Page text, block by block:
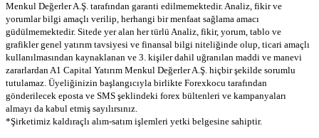
Menkul Değerler A.Ş. tarafından garanti edilmemektedir. Analiz, fikir ve
yorumlar bilgi amaçlı verilip, herhangi bir menfaat sağlama amacı
güdülmemektedir. Sitede yer alan her türlü Analiz, fikir, yorum, tablo ve
grafikler genel yatırım tavsiyesi ve finansal bilgi niteliğinde olup, ticari amaçlı
kullanılmasından kaynaklanan ve 3. kişiler dahil uğranılan maddi ve manevi
zararlardan A1 Capital Yatırım Menkul Değerler A.Ş. hiçbir şekilde sorumlu
tutulamaz. Üyeliğinizin başlangıcıyla birlikte Forexkocu tarafından
gönderilecek eposta ve SMS şeklindeki forex bültenleri ve kampanyaları
almayı da kabul etmiş sayılırsınız.
*Şirketimiz kaldıraçlı alım-satım işlemleri yetki belgesine sahiptir.